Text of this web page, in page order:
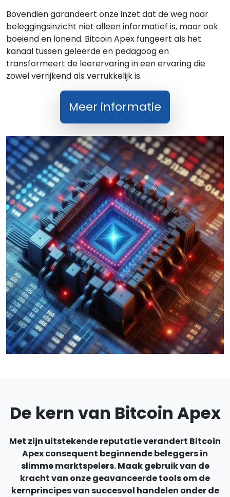
Bovendien garandeert onze inzet dat de weg naar
beleggingsinzicht niet alleen informatief is, maar ook
boeiend en lonend. Bitcoin Apex fungeert als het
kanaal tussen geleerde en pedagoog en
transformeert de leerervaring in een ervaring die
zowel verrijkend als verrukkelijk is.
Meer informatie
De kern van Bitcoin Apex
Met zijn uitstekende reputatie verandert Bitcoin
Apex consequent beginnende beleggers in
slimme marktspelers. Maak gebruik van de
kracht van onze geavanceerde tools om de
kernprincipes van succesvol handelen onder de